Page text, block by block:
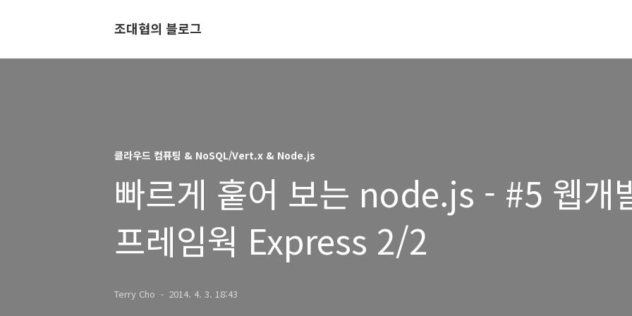
조대협의 블로그
클라우드 컴퓨팅 & NoSQL/Vert.x & Node.js
빠르게 훝어 보는 node.js - #5 웹개
프레임웍 Express 2/2
Terry Cho 2014. 4. 3. 18:43